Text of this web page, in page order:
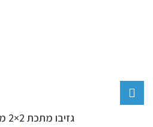
גזיבו מתכת 2×2 מטר – לבן